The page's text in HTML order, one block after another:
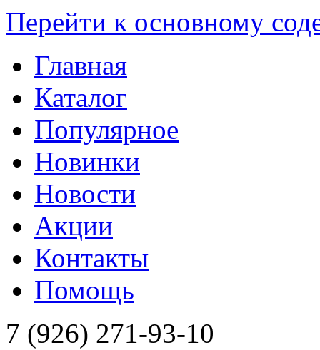
Перейти к основному
Главная
Каталог
Популярное
Новинки
Новости
Акции
Контакты
Помощь
7 (926) 271-93-10